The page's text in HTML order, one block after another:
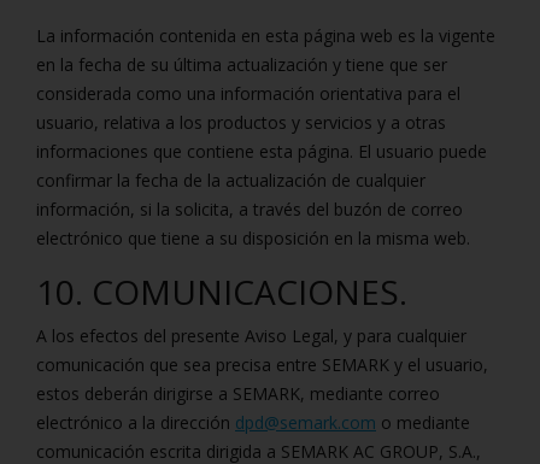
La información contenida en esta página web es la vigente
en la fecha de su última actualización y tiene que ser
considerada como una información orientativa para el
usuario, relativa a los productos y servicios y a otras
informaciones que contiene esta página. El usuario puede
confirmar la fecha de la actualización de cualquier
información, si la solicita, a través del buzón de correo
electrónico que tiene a su disposición en la misma web.
10. COMUNICACIONES.
A los efectos del presente Aviso Legal, y para cualquier
comunicación que sea precisa entre SEMARK y el usuario,
estos deberán dirigirse a SEMARK, mediante correo
electrónico a la dirección dpd@semark.com o mediante
comunicación escrita dirigida a SEMARK AC GROUP, S.A.,